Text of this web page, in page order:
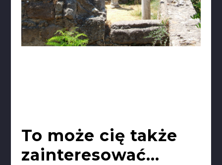
To może cię także
zainteresować...